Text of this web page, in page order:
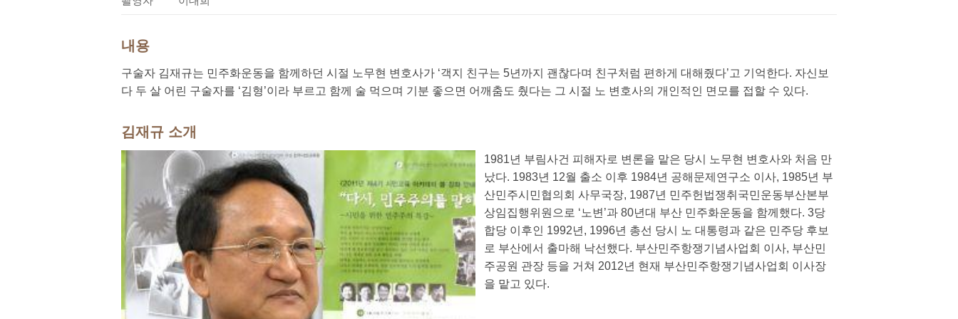
내용
구술자 김재규는 민주화운동을 함께하던 시절 노무현 변호사가 ‘객지 친구는 5년까지 괜찮다며 친구처럼 편하게 대해줬다’고 기억한다. 자신보
다 두 살 어린 구술자를 ‘김형’이라 부르고 함께 술 먹으며 기분 좋으면 어깨춤도 췄다는 그 시절 노 변호사의 개인적인 면모를 접할 수 있다.
김재규 소개
1981년 부림사건 피해자로 변론을 맡은 당시 노무현 변호사와 처음 만
났다. 1983년 12월 출소 이후 1984년 공해문제연구소 이사, 1985년 부
산민주시민협의회 사무국장, 1987년 민주헌법쟁취국민운동부산본부
상임집행위원으로 ‘노변’과 80년대 부산 민주화운동을 함께했다. 3당
합당 이후인 1992년, 1996년 총선 당시 노 대통령과 같은 민주당 후보
로 부산에서 출마해 낙선했다. 부산민주항쟁기념사업회 이사, 부산민
주공원 관장 등을 거쳐 2012년 현재 부산민주항쟁기념사업회 이사장
을 맡고 있다.